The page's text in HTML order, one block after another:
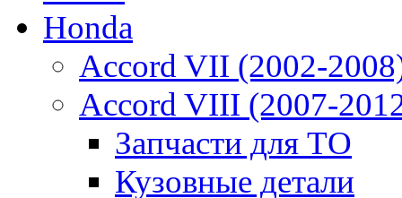
Honda
Accord VII (2002-
Accord VIII (2007-
Запчасти для ТО
Кузовные детали